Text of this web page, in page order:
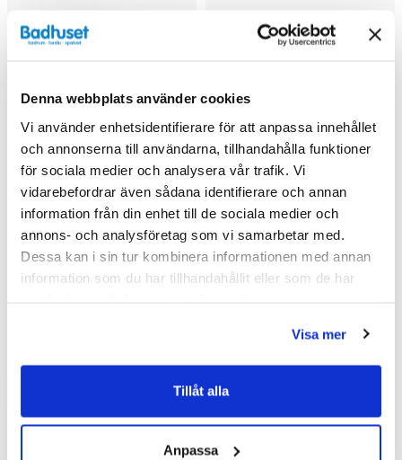
Denna webbplats använder cookies
Vi använder enhetsidentifierare för att anpassa innehållet
och annonserna till användarna, tillhandahålla funktioner
för sociala medier och analysera vår trafik. Vi
vidarebefordrar även sådana identifierare och annan
information från din enhet till de sociala medier och
annons- och analysföretag som vi samarbetar med.
Dessa kan i sin tur kombinera informationen med annan
information som du har tillhandahållit eller som de har
Visa mer
Tillåt alla
Anpassa
Svedbergs Munka
Tvättställ (810)
3 564 kr/st4 790 kr/st
Välj ...
Svedbergs Tvättställ
Munka i mineralkomposit
(51x36)
2 594 kr/st
Köp